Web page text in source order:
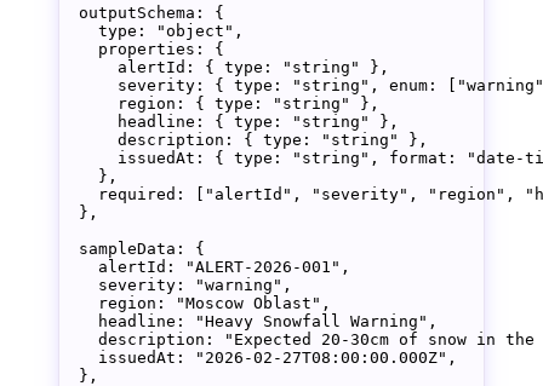
  outputSchema: {
    type:
"object" ,
    properties: {
      alertId: { type:
"string"
},
      severity: { type:
"string" , enum: [
"warning"
      region: { type:
"string"
},
      headline: { type:
"string"
},
      description: { type:
"string"
},
      issuedAt: { type:
"string" , format:
"date-
    },
    required: [
"alertId" , "severity" , "region" ,
  },
  sampleData: {
    alertId:
"ALERT-2026-001" ,
    severity:
"warning" ,
    region:
"Moscow Oblast" ,
    headline:
"Heavy Snowfall Warning" ,
    description:
"Expected 20-30cm of snow in
    issuedAt:
"2026-02-27T08:00:00.000Z" ,
  },